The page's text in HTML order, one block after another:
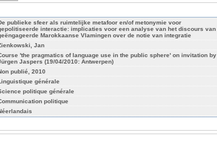
publieke sfeer als ruimtelijke metafoor en/of metonymie voor
interactie: implicaties voor een analyse van het discours van
Marokkaanse Vlamingen over de notie van integratie
Jan
'the pragmatics of language use in the public sphere' on invitation by
Jaspers (19/04/2010: Antwerpen)
publié, 2010
générale
politique générale
politique